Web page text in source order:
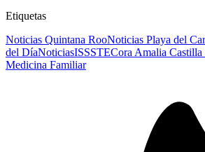
Etiquetas
Noticias Quintana RooNoticias Playa del
del DíaNoticiasISSSTECora Amalia
Medicina Familiar